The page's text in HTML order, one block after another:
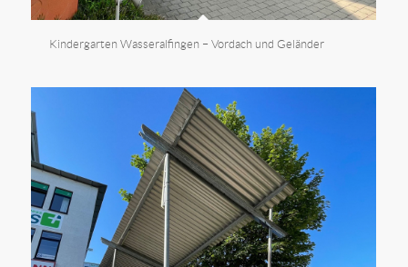
Kindergarten Wasseralfingen – Vordach und Geländer